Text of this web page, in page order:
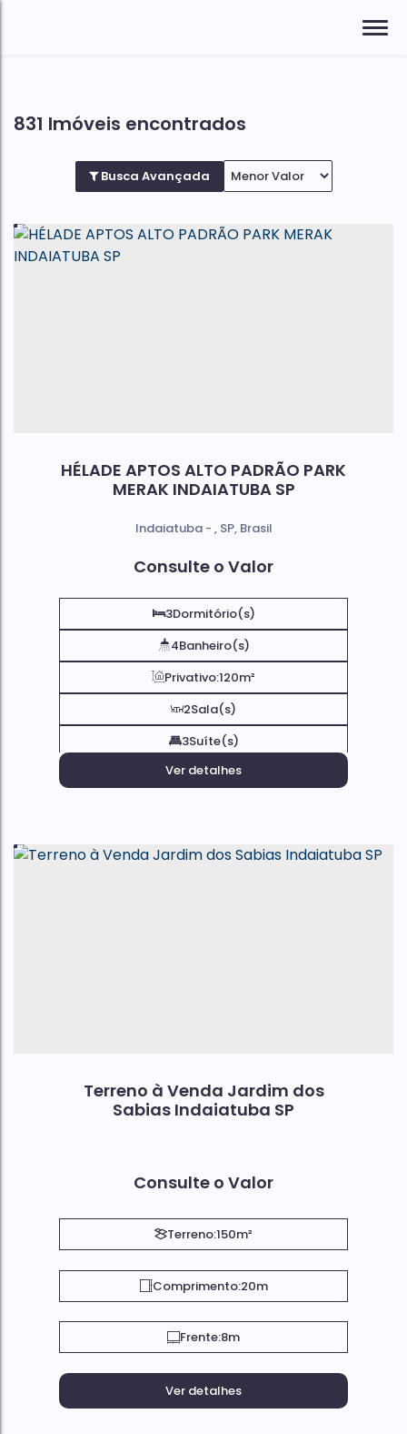
831 Imóveis encontrados
Busca Avançada
HÉLADE APTOS ALTO PADRÃO PARK
MERAK INDAIATUBA SP
Consulte o Valor
Indaiatuba , SP, Brasil
3Dormitório(s)
4Banheiro(s)
Privativo:120m²
2Sala(s)
3Suíte(s)
Ver detalhes
Terreno à Venda Jardim dos
Sabias Indaiatuba SP
Consulte o Valor
Terreno:150m²
Comprimento:20m
Frente:8m
Ver detalhes